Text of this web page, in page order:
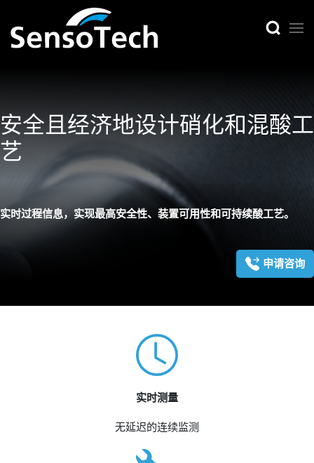
安全且经济地设计硝化和混酸工
艺
实时过程信息，实现最高安全性、装置可用性和可持续酸工艺。
申请咨询
实时测量
无延迟的连续监测